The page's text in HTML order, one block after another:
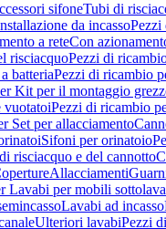
sifoneTubi di
da incassoPezzi
a reteCon
risciacquoPezzi di
batteriaPezzi di ricambio
Kit per il montaggio
vuotatoiPezzi di ricambio
Set per allacciamento
Sifoni per orinatoio
risciacquo e del cannotto
Allacciamenti
Lavabi per mobili
Lavabi ad incasso
Ulteriori lavabiPezzi